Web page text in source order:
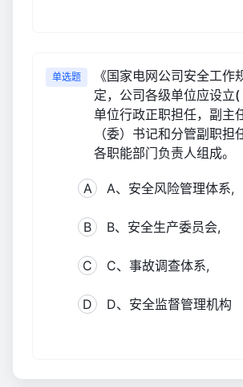
单选题
《国家电网公司安全工作
定，公司各级单位应设立
单位行政正职担任，副主
（委）书记和分管副职担
各职能部门负责人组成。
A A、安全风险管理体系,
B B、安全生产委员会,
C C、事故调查体系,
D D、安全监督管理机构